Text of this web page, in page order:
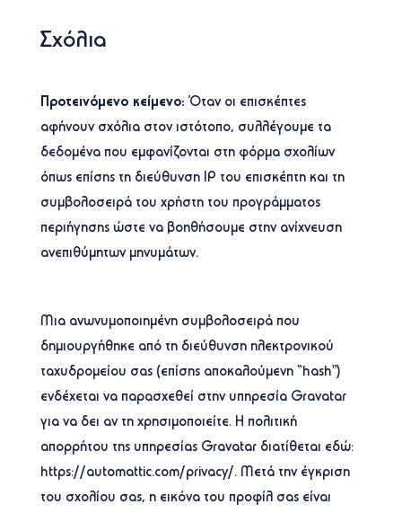
Σχόλια
Προτεινόμενο κείμενο:Όταν οι επισκέπτες
αφήνουν σχόλια στον ιστότοπο, συλλέγουμε τα
δεδομένα που εμφανίζονται στη φόρμα σχολίων
όπως επίσης τη διεύθυνση IP του επισκέπτη και τη
συμβολοσειρά του χρήστη του προγράμματος
περιήγησης ώστε να βοηθήσουμε στην ανίχνευση
ανεπιθύμητων μηνυμάτων.
Μια ανωνυμοποιημένη συμβολοσειρά που
δημιουργήθηκε από τη διεύθυνση ηλεκτρονικού
ταχυδρομείου σας (επίσης αποκαλούμενη “hash”)
ενδέχεται να παρασχεθεί στην υπηρεσία Gravatar
για να δει αν τη χρησιμοποιείτε. Η πολιτική
απορρήτου της υπηρεσίας Gravatar διατίθεται εδώ:
https://automattic.com/privacy/. Μετά την έγκριση
του σχολίου σας, η εικόνα του προφίλ σας είναι